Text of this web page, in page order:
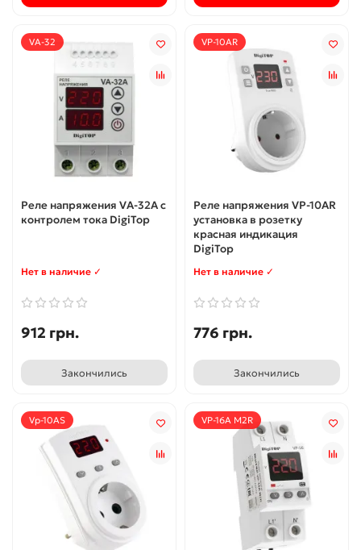
VA-32
Реле напряжения VA-32A с
контролем тока DigiTop
Нет в наличие ✓
912 грн.
Закончились
VP-10AR
Реле напряжения VP-10AR
установка в розетку
красная индикация
DigiTop
Нет в наличие ✓
776 грн.
Закончились
Vp-10AS VP-16A M2R